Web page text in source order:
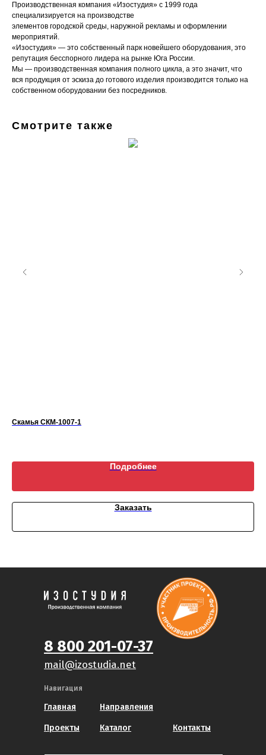
Производственная компания «Изостудия» с 1999 года
специализируется на производстве
элементов городской среды, наружной рекламы и оформлении
мероприятий.
«Изостудия» — это собственный парк новейшего оборудования, это
репутация бесспорного лидера на рынке Юга России.
Мы — производственная компания полного цикла, а это значит, что
вся продукция от эскиза до готового изделия производится только на
собственном оборудовании без посредников.
Смотрите также
Скамья СКМ-1007-1
Подробнее
Заказать
Главная
Навигация
Направления
Каталог Контакты
8 800 201-07-37
Проекты
mail@izostudia.net